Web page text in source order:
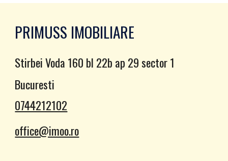
PRIMUSS IMOBILIARE
Stirbei Voda 160 bl 22b ap 29 sector 1
Bucuresti
0744212102
office@imoo.ro